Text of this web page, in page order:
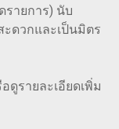
ายการ) นับ
ดวกและเป็นมิตร
ดูรายละเอียดเพิ่ม